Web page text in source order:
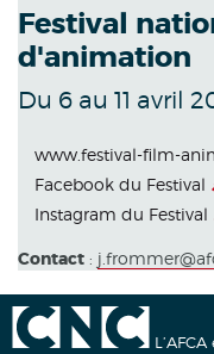
Festival
d'animation
Du 6 au 11 avril
www.festival-film-
Facebook du Festival
Instagram du Festival
Contact :